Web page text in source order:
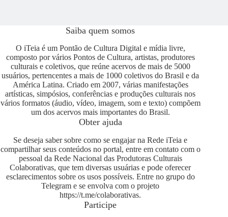
Saiba quem somos
O iTeia é um Pontão de Cultura Digital e mídia livre,
composto por vários Pontos de Cultura, artistas, produtores
culturais e coletivos, que reúne acervos de mais de 5000
usuários, pertencentes a mais de 1000 coletivos do Brasil e da
América Latina. Criado em 2007, várias manifestações
artísticas, simpósios, conferências e produções culturais nos
vários formatos (áudio, vídeo, imagem, som e texto) compõem
um dos acervos mais importantes do Brasil.
Obter ajuda
Se deseja saber sobre como se engajar na Rede iTeia e
compartilhar seus conteúdos no portal, entre em contato com o
pessoal da Rede Nacional das Produtoras Culturais
Colaborativas, que tem diversas usuárias e pode oferecer
esclarecimentos sobre os usos possíveis. Entre no grupo do
Telegram e se envolva com o projeto
https://t.me/colaborativas.
Participe